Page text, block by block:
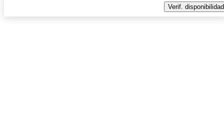
Verif. disponibilidad